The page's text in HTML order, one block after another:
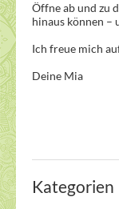
Öffne ab und zu
hinaus können –
Ich freue mich
Deine Mia
Kategorien